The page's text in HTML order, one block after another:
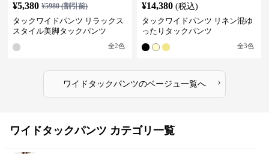
¥5,380 ¥5980(割引前)
タックワイドパンツ リラックス
スタイル美脚タックパンツ
全2色
¥14,380 (税込)
タックワイドパンツ リネン混ゆ
ったりタックパンツ
全3色
ワイドタックパンツのベージュ一覧へ ›
ワイドタックパンツ カテゴリ一覧